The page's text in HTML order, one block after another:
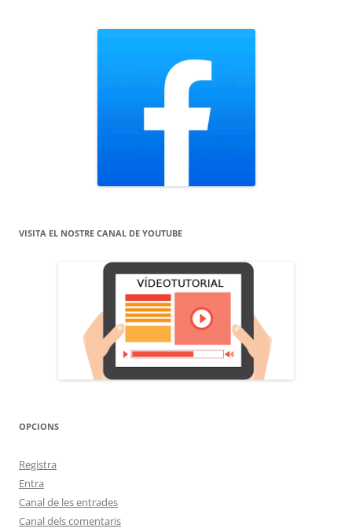
VISITA EL NOSTRE CANAL DE YOUTUBE
OPCIONS
Registra
Entra
Canal de les entrades
Canal dels comentaris